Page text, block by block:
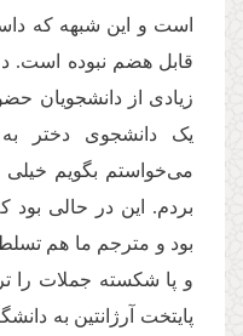
است و این شبهه که
قابل هضم نبوده است.
زیادی از دانشجویان
یک دانشجوی دختر
می‌خواستم بگویم
بردم. این در حالی
بود و مترجم ما هم
و پا شکسته جملات را
پایتخت آرژانتین به